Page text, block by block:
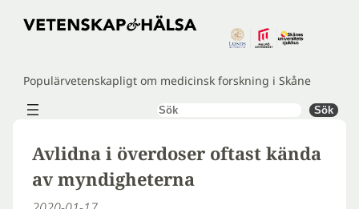
Hoppa
Populärvetenskapligt om medicinsk forskning i Skåne
Sök Sök
Avlidna i överdoser oftast kända
av myndigheterna